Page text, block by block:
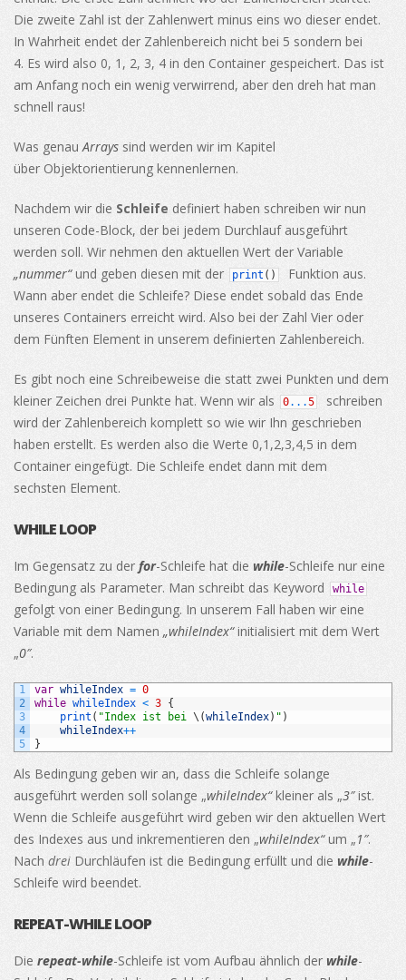
Die zweite Zahl ist der Zahlenwert minus eins wo dieser endet.
In Wahrheit endet der Zahlenbereich nicht bei 5 sondern bei
4. Es wird also 0, 1, 2, 3, 4 in den Container gespeichert. Das ist
am Anfang noch ein wenig verwirrend, aber den dreh hat man
schnell raus!
Was genau Arrays sind werden wir im Kapitel
über Objektorientierung kennenlernen.
Nachdem wir die Schleife definiert haben schreiben wir nun
unseren Code-Block, der bei jedem Durchlauf ausgeführt
werden soll. Wir nehmen den aktuellen Wert der Variable
„nummer“und geben diesen mit der print ( )
Funktion aus.
Wann aber endet die Schleife? Diese endet sobald das Ende
unseres Containers erreicht wird. Also bei der Zahl Vier oder
dem Fünften Element in unserem definierten Zahlenbereich.
Es gibt noch eine Schreibeweise die statt zwei Punkten und dem
kleiner Zeichen drei Punkte hat. Wenn wir als
0...5
schreiben
wird der Zahlenbereich komplett so wie wir Ihn geschrieben
haben erstellt. Es werden also die Werte 0,1,2,3,4,5 in dem
Container eingefügt. Die Schleife endet dann mit dem
sechsten Element.
WHILE LOOP
Im Gegensatz zu der for-Schleife hat die while-Schleife nur eine
Bedingung als Parameter. Man schreibt das Keyword
while
gefolgt von einer Bedingung. In unserem Fall haben wir eine
Variable mit dem Namen „whileIndex“initialisiert mit dem Wert
„0″.
1
2
3
4
5
var whileIndex = 0
while whileIndex < 3 {
print ( "Index ist bei \ (whileIndex) " )
whileIndex++
}
Als Bedingung geben wir an, dass die Schleife solange
ausgeführt werden soll solange „whileIndex“kleiner als „3″ist.
Wenn die Schleife ausgeführt wird geben wir den aktuellen Wert
des Indexes aus und inkrementieren den „whileIndex“um „1″.
Nach drei Durchläufen ist die Bedingung erfüllt und die while-
Schleife wird beendet.
REPEAT-WHILE LOOP
Die repeat-while-Schleife ist vom Aufbau ähnlich der while-